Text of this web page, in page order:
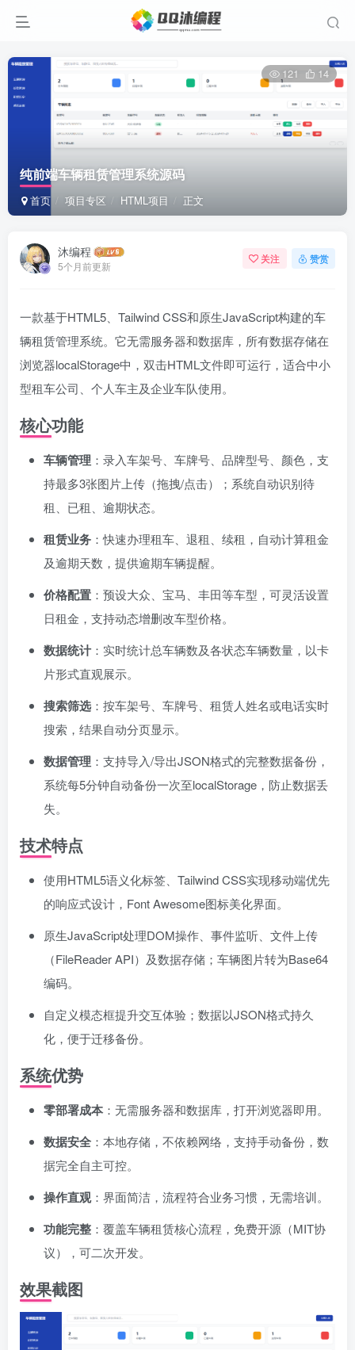
纯前端车辆租赁管理系统源码
首页 项目专区 HTML项目 正文
121 14
沐编程
5个月前更新
关注 赞赏
一款基于HTML5、Tailwind CSS和原生JavaScript构建的车
辆租赁管理系统。它无需服务器和数据库，所有数据存储在
浏览器localStorage中，双击HTML文件即可运行，适合中小
型租车公司、个人车主及企业车队使用。
核心功能
车辆管理 ：录入车架号、车牌号、品牌型号、颜色，支
持最多3张图片上传（拖拽/点击）；系统自动识别待
租、已租、逾期状态。
租赁业务 ：快速办理租车、退租、续租，自动计算租金
及逾期天数，提供逾期车辆提醒。
价格配置 ：预设大众、宝马、丰田等车型，可灵活设置
日租金，支持动态增删改车型价格。
数据统计：实时统计总车辆数及各状态车辆数量，以卡
片形式直观展示。
搜索筛选 ：按车架号、车牌号、租赁人姓名或电话实时
搜索，结果自动分页显示。
数据管理 ：支持导入/导出JSON格式的完整数据备份，
系统每5分钟自动备份一次至localStorage，防止数据丢
失。
技术特点
使用HTML5语义化标签、Tailwind CSS实现移动端优先
的响应式设计，Font Awesome图标美化界面。
原生JavaScript处理DOM操作、事件监听、文件上传
（FileReader API）及数据存储；车辆图片转为Base64
编码。
自定义模态框提升交互体验；数据以JSON格式持久
化，便于迁移备份。
系统优势
零部署成本：无需服务器和数据库，打开浏览器即用。
数据安全 ：本地存储，不依赖网络，支持手动备份，数
据完全自主可控。
操作直观：界面简洁，流程符合业务习惯，无需培训。
功能完整 ：覆盖车辆租赁核心流程，免费开源（MIT协
议），可二次开发。
效果截图